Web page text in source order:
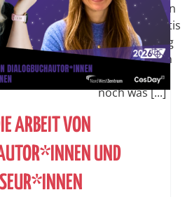
ARBEIT VON
UND
besorgt haben
und auch gratis
zur Verfügung
stellen, haben
wir hier auch
noch was [...]